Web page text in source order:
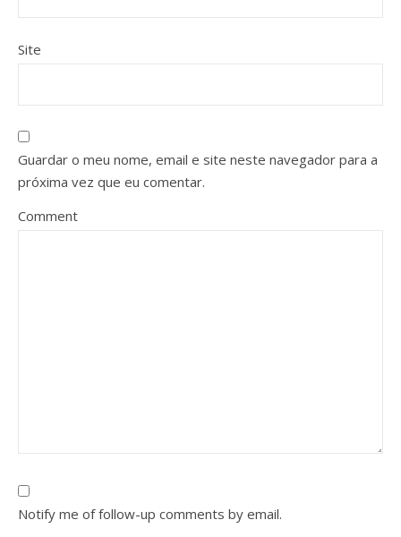
Site
Guardar o meu nome, email e site neste navegador para a
próxima vez que eu comentar.
Comment
Notify me of follow-up comments by email.